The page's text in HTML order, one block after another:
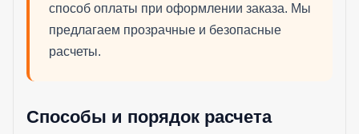
способ оплаты при оформлении заказа. Мы
предлагаем прозрачные и безопасные
расчеты.
Способы и порядок расчета